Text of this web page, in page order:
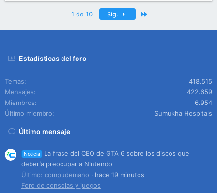
1 de 10 Sig.
Estadísticas del foro
Temas
418.515
Mensajes
422.659
Miembros
6.954
Último miembro
Sumukha Hospitals
Último mensaje
Noticia
La frase del CEO de GTA 6 sobre los discos que
debería preocupar a Nintendo
Último: compudemano
hace 19 minutos
Foro de consolas y juegos